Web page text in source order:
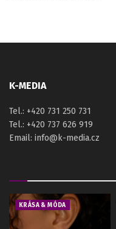
K-MEDIA
Tel.: +420 731 250 731
Tel.: +420 737 626 919
Email: info@k-media.cz
KRÁSA & MÓDA